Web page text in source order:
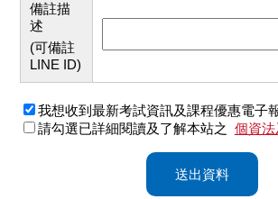
備註描
述
(可備註
LINE ID)
我想收到最新考試資訊及課程優惠電子
請勾選已詳細閱讀及了解本站之 個資
送出資料